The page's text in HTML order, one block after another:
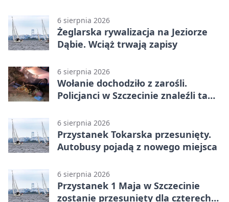
6 sierpnia 2026
Żeglarska rywalizacja na Jeziorze
Dąbie. Wciąż trwają zapisy
6 sierpnia 2026
Wołanie dochodziło z zarośli.
Policjanci w Szczecinie znaleźli tam
6 sierpnia 2026
Przystanek Tokarska przesunięty.
Autobusy pojadą z nowego miejsca
6 sierpnia 2026
Przystanek 1 Maja w Szczecinie
zostanie przesunięty dla czterech